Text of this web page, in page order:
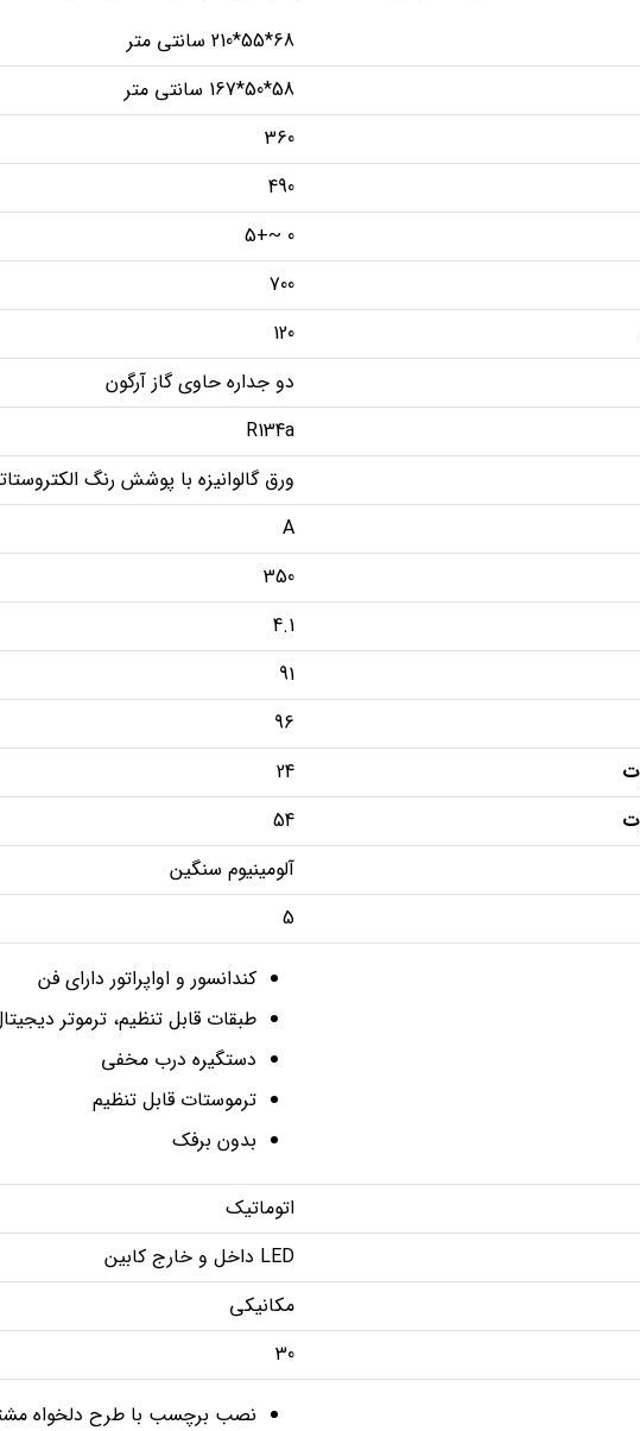
68*55*210 سانتی متر
58*50*167 سانتی متر
360
490
0 ~+5
700
120
دو جداره حاوی گاز آرگون
R134a
ورق گالوانیزه با پوشش رنگ
A
350
4.1
91
96
24
54
آلومینیوم سنگین
5
کندانسور و اواپراتور دارای فن
طبقات قابل تنظیم، ترموتر
دستگیره درب مخفی
ترموستات قابل تنظیم
بدون برفک
اتوماتیک
LED داخل و خارج کابین
مکانیکی
30
نصب برچسب با طرح دلخواه